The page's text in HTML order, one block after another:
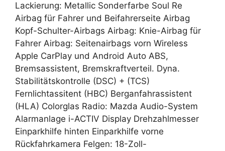
Lackierung: Metallic Sonderfarbe Soul Re
Airbag für Fahrer und Beifahrerseite Airbag
Kopf-Schulter-Airbags Airbag: Knie-Airbag für
Fahrer Airbag: Seitenairbags vorn Wireless
Apple CarPlay und Android Auto ABS,
Bremsassistent, Bremskraftverteil. Dyna.
Stabilitätskontrolle (DSC) + (TCS)
Fernlichtassitent (HBC) Berganfahrassistent
(HLA) Colorglas Radio: Mazda Audio-System
Alarmanlage i-ACTIV Display Drehzahlmesser
Einparkhilfe hinten Einparkhilfe vorne
Rückfahrkamera Felgen: 18-Zoll-